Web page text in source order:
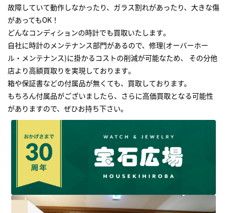
故障していて動作しなかったり、ガラス割れがあったり、大きな傷
があってもOK！
どんなコンディションの時計でも買取いたします｡
自社に時計のメンテナンス部門があるので、修理(オーバーホー
ル・メンテナンス)に掛かるコストの削減が可能なため、 その分他
店より高額買取りを実現しております｡
箱や保証書などの付属品が無くても、買取しております。
もちろん付属品がございましたら、さらに高価買取となる可能性
がありますので、ぜひお持ち下さい｡